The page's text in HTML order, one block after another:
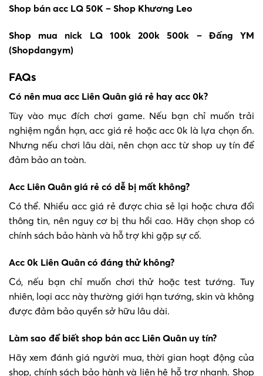
Shop bán acc LQ 50K – Shop Khương Leo
Shop mua nick LQ 100k 200k 500k – Đấng YM
(Shopdangym)
FAQs
Có nên mua acc Liên Quân giá rẻ hay acc 0k?
Tùy vào mục đích chơi game. Nếu bạn chỉ muốn trải
nghiệm ngắn hạn, acc giá rẻ hoặc acc 0k là lựa chọn ổn.
Nhưng nếu chơi lâu dài, nên chọn acc từ shop uy tín để
đảm bảo an toàn.
Acc Liên Quân giá rẻ có dễ bị mất không?
Có thể. Nhiều acc giá rẻ được chia sẻ lại hoặc chưa đổi
thông tin, nên nguy cơ bị thu hồi cao. Hãy chọn shop có
chính sách bảo hành và hỗ trợ khi gặp sự cố.
Acc 0k Liên Quân có đáng thử không?
Có, nếu bạn chỉ muốn chơi thử hoặc test tướng. Tuy
nhiên, loại acc này thường giới hạn tướng, skin và không
được đảm bảo quyền sở hữu lâu dài.
Làm sao để biết shop bán acc Liên Quân uy tín?
Hãy xem đánh giá người mua, thời gian hoạt động của
shop, chính sách bảo hành và liên hệ hỗ trợ nhanh. Shop